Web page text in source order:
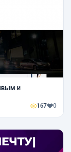
и
167 0